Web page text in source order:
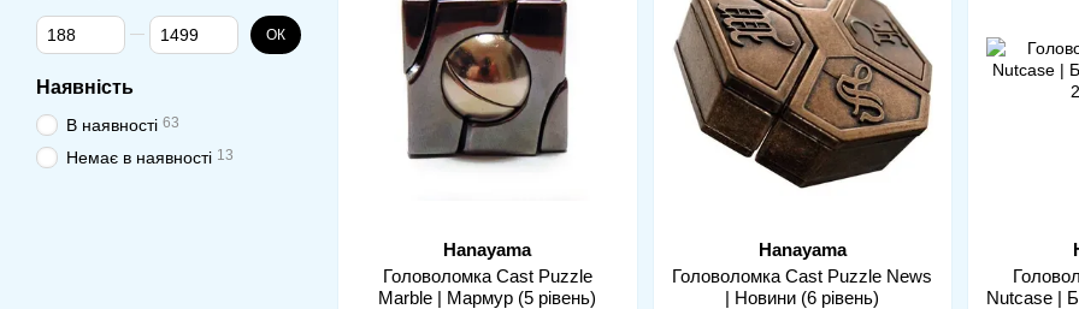
Hanayama
Головоломка Cast Puzzle
Marble | Мармур (5 рівень)
Hanayama
Головоломка Cast Puzzle News
| Новини (6 рівень)
Nutcase |
Від Ціна, грн
До Ціна, грн ОК
Наявність
В наявності 63
Немає в наявності 13